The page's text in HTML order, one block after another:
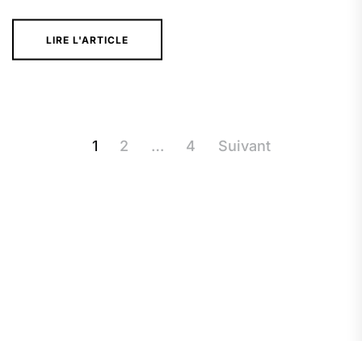
LIRE L'ARTICLE
Pagination
1 2 … 4 Suivant